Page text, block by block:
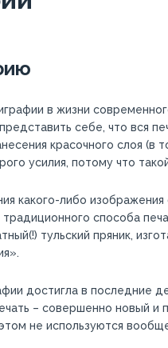
в жизни
себе, что вся
красочного слоя (в
усилия, потому что
какого-либо
способа
тульский пряник,
достигла в последние
– совершенно новый и
не используются